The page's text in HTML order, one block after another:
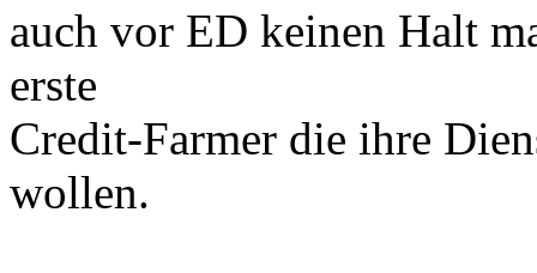
auch vor ED keinen Halt
erste
Credit-Farmer die ihre
wollen.